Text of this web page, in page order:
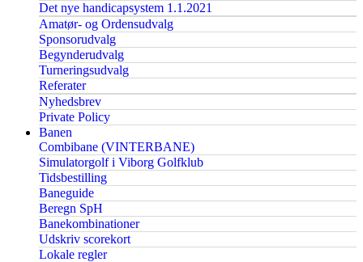
Det nye handicapsystem 1.1.2021
Amatør- og Ordensudvalg
Sponsorudvalg
Begynderudvalg
Turneringsudvalg
Referater
Nyhedsbrev
Private Policy
Banen
Combibane (VINTERBANE)
Simulatorgolf i Viborg Golfklub
Tidsbestilling
Baneguide
Beregn SpH
Banekombinationer
Udskriv scorekort
Lokale regler